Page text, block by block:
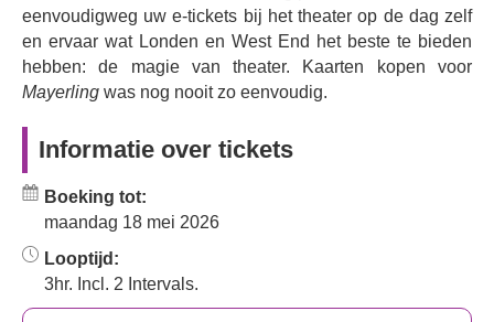
druk onderzoekt die aan de basis ligt van deze
historische tragedie. Spectaculair, kleurrijk en vol
weelderige decors en kostuums, isMayerlingeen feest
voor de zintuigen dat je onderdompelt in dit duistere,
Boek nu en laat u meeslepen door een angstaanjagend
stukje geschiedenis met dit duistere, gepassioneerde
ballet over verlangen en dood.
eenvoudigweg uw e-tickets bij het theater op de dag zelf
en ervaar wat Londen en West End het beste te bieden
hebben: de magie van theater. Kaarten kopen voor
Mayerling was nog nooit zo eenvoudig.
Informatie over tickets
Boeking tot:
maandag 18 mei 2026
Looptijd:
3hr. Incl. 2 Intervals.